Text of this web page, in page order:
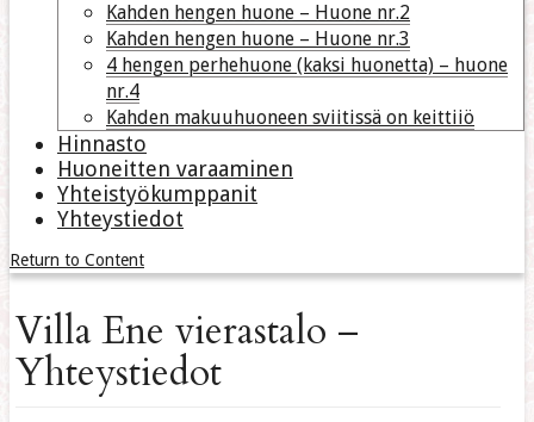
Kahden hengen huone – Huone nr.2
Kahden hengen huone – Huone nr.3
4 hengen perhehuone (kaksi huonetta) – huone
nr.4
Kahden makuuhuoneen sviitissä on keittiiö
Hinnasto
Huoneitten varaaminen
Yhteistyökumppanit
Yhteystiedot
Return to Content
Villa Ene vierastalo –
Yhteystiedot